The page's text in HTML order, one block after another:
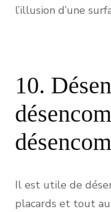
l’illusion d’une
10.
Il est utile de
placards et tout